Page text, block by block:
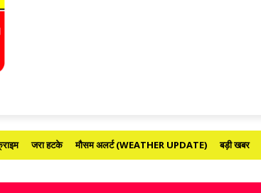
जरा हटके मौसम अलर्ट (WEATHER UPDATE) बड़ी खबर